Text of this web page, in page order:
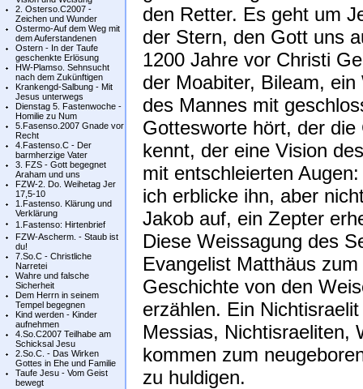
2. Osterso.C2007 -
Zeichen und Wunder
Ostermo-Auf dem Weg mit
dem Auferstandenen
Ostern - In der Taufe
geschenkte Erlösung
HW-Plamso. Sehnsucht
nach dem Zukünftigen
Krankengd-Salbung - Mit
Jesus unterwegs
Dienstag 5. Fastenwoche -
Homilie zu Num
5.Fasenso.2007 Gnade vor
Recht
4.Fastenso.C - Der
barmherzige Vater
3. FZS - Gott begegnet
Araham und uns
FZW-2. Do. Weihetag Jer
17,5-10
1.Fastenso. Klärung und
Verklärung
1.Fastenso: Hirtenbrief
FZW-Ascherm. - Staub ist
du!
7.So.C - Christliche
Narretei
Wahre und falsche
Sicherheit
Dem Herrn in seinem
Tempel begegnen
Kind werden - Kinder
aufnehmen
4.So.C2007 Teilhabe am
Schicksal Jesu
2.So.C. - Das Wirken
Gottes in Ehe und Familie
Taufe Jesu - Vom Geist
bewegt
den Retter. Es geht um
der Stern, den Gott uns
1200 Jahre vor Christi
der Moabiter, Bileam,
des Mannes mit
Gottesworte hört, der
kennt, der eine Vision
mit entschleierten
ich erblicke ihn, aber
Jakob auf, ein Zepter
Diese Weissagung des
Evangelist Matthäus
Geschichte von den
erzählen. Ein
Messias, Nichtisraeliten,
kommen zum
zu huldigen.